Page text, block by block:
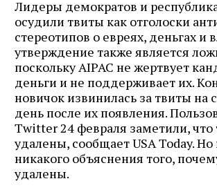
Лидеры демократов и
осудили твиты как отголоски
стереотипов о евреях, деньгах и
утверждение также является
поскольку AIPAC не жертвует
деньги и не поддерживает их.
новичок извинилась за твиты
день после их появления.
Twitter 24 февраля заметили,
удалены, сообщает USA Today.
никакого объяснения того,
удалены.